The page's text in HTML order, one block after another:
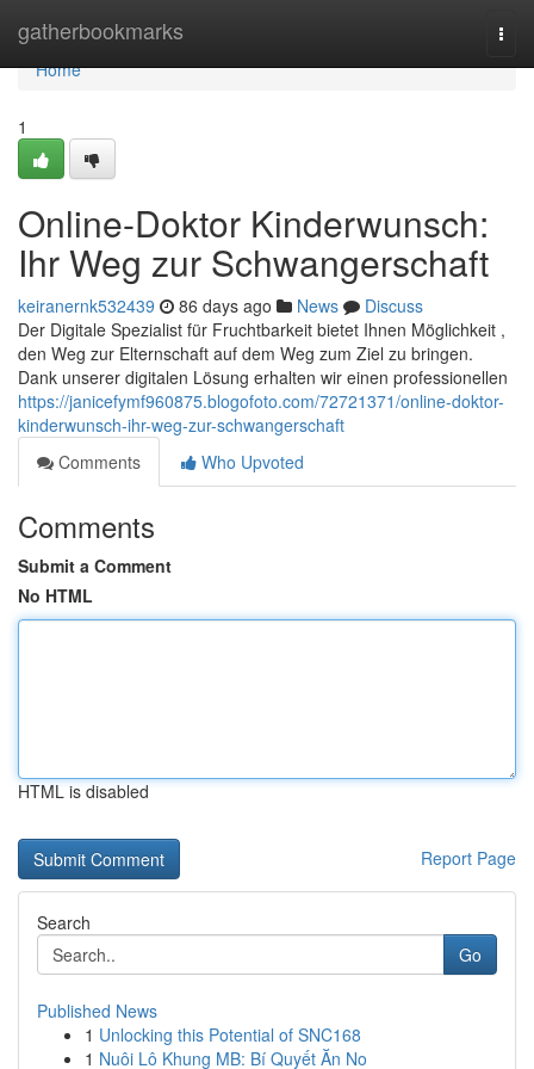
gatherbookmarks
Home
Home
1
Online-Doktor Kinderwunsch:
Ihr Weg zur Schwangerschaft
keiranernk532439 86 days ago News
Discuss
Der Digitale Spezialist für Fruchtbarkeit bietet Ihnen Möglichkeit ,
den Weg zur Elternschaft auf dem Weg zum Ziel zu bringen.
Dank unserer digitalen Lösung erhalten wir einen professionellen
https://janicefymf960875.blogofoto.com/72721371/online-doktor-
kinderwunsch-ihr-weg-zur-schwangerschaft
Comments
Who Upvoted
Comments
Submit a Comment
No HTML
HTML is disabled
Report Page
Search
Go
Published News
1 Unlocking this Potential of SNC168
1 Nuôi Lô Khung MB: Bí Quyết Ăn No